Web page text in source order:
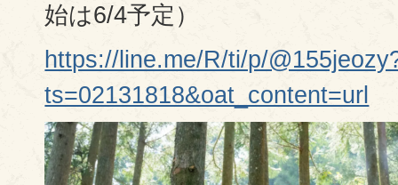
始は6/4予定）
https://line.me/R/ti/p/
ts=02131818&oat_content=url